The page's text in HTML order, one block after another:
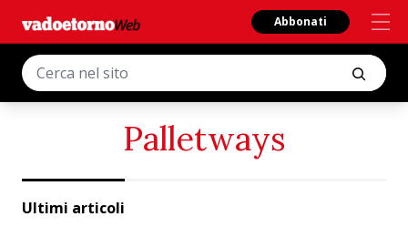
Abbonati
Palletways
Ultimi articoli